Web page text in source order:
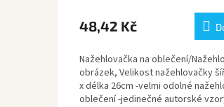
48,42 Kč
Nažehlovačka na oblečení/
obrázek, Velikost nažehlovačky
x délka 26cm -velmi odolné
oblečení -jedinečné autorské